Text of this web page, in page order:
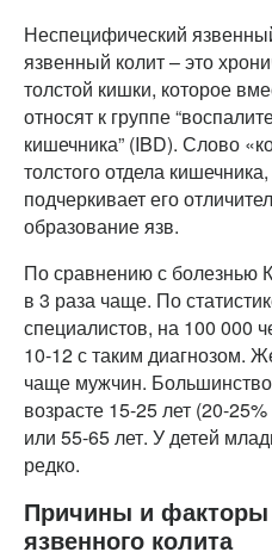
Неспецифический
язвенный колит – это
толстой кишки, которое
относят к группе
кишечника” (IBD). Слово
толстого отдела
подчеркивает его
образование язв.
По сравнению с болезнью
в 3 раза чаще. По
специалистов, на 100 000
10-12 с таким диагнозом.
чаще мужчин.
возрасте 15-25 лет (20-
или 55-65 лет. У детей
редко.
Причины и факторы
язвенного колита